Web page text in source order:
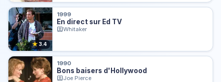
★3.4
1999
En direct sur Ed TV
Whitaker
1990
Bons baisers d'Hollywood
Joe Pierce